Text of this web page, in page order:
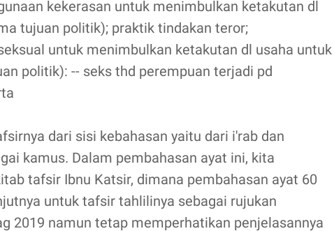
kekerasan untuk menimbulkan ketakutan dl
tujuan politik); praktik tindakan teror;
untuk menimbulkan ketakutan dl usaha untuk
politik): -- seks thd perempuan terjadi pd
dari sisi kebahasan yaitu dari i'rab dan
kamus. Dalam pembahasan ayat ini, kita
tafsir Ibnu Katsir, dimana pembahasan ayat 60
untuk tafsir tahlilinya sebagai rujukan
2019 namun tetap memperhatikan penjelasannya